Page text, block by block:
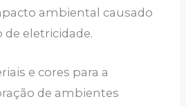
ambiental causado
de eletricidade.
e cores para a
de ambientes